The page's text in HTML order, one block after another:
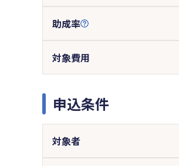
助成率
対象費用
申込条件
対象者